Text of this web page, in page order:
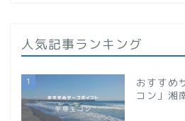
人気記事ランキング
1
おすすめ
コン」湘